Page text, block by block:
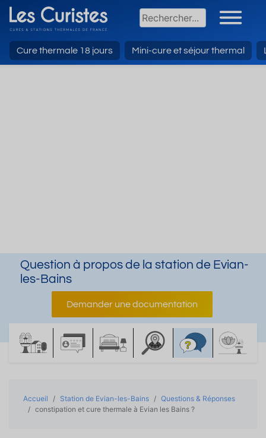
Cure thermale 18 jours Mini-cure et séjour thermal
Question à propos de la station de Evian-
les-Bains
Demander une documentation
Accueil Station de Evian-les-Bains
Questions & Réponses
constipation et cure thermale à Evian les Bains ?